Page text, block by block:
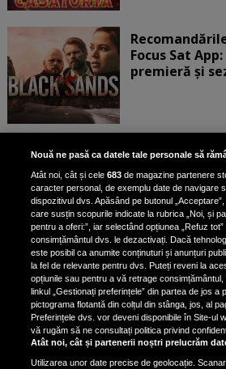
Focus Sat
premieră și
Mihai
campionul
Andrei Stoica
Pozele în care
Festivalul
Happy
vizuală prin
lumii
Nouă ne pasă ca datele tale personale să
Atât noi, cât și cele683 de magazine partenere
caracter personal, de exemplu date de navigare
dispozitivul dvs. Apăsând pe butonul
care susțin scopurile indicate la rubrica „Noi, și
pentru a oferi:”, iar selectând opțiunea „Refuz
consimțământul dvs. le dezactivați. Dacă
este posibil ca anumite conținuturi și anunțuri
la fel de relevante pentru dvs. Puteți reveni la
opțiunile sau pentru a vă retrage
linkul „Gestionați preferințele” din partea de jos a
pictograma flotantă din colțul din stânga, jos, al
Preferințele dvs. vor deveni disponibile în Site-ul
vă rugăm să ne consultați politica privind
Atât noi, cât și partenerii noștri prelucrăm
Utilizarea unor date precise de geolocație.